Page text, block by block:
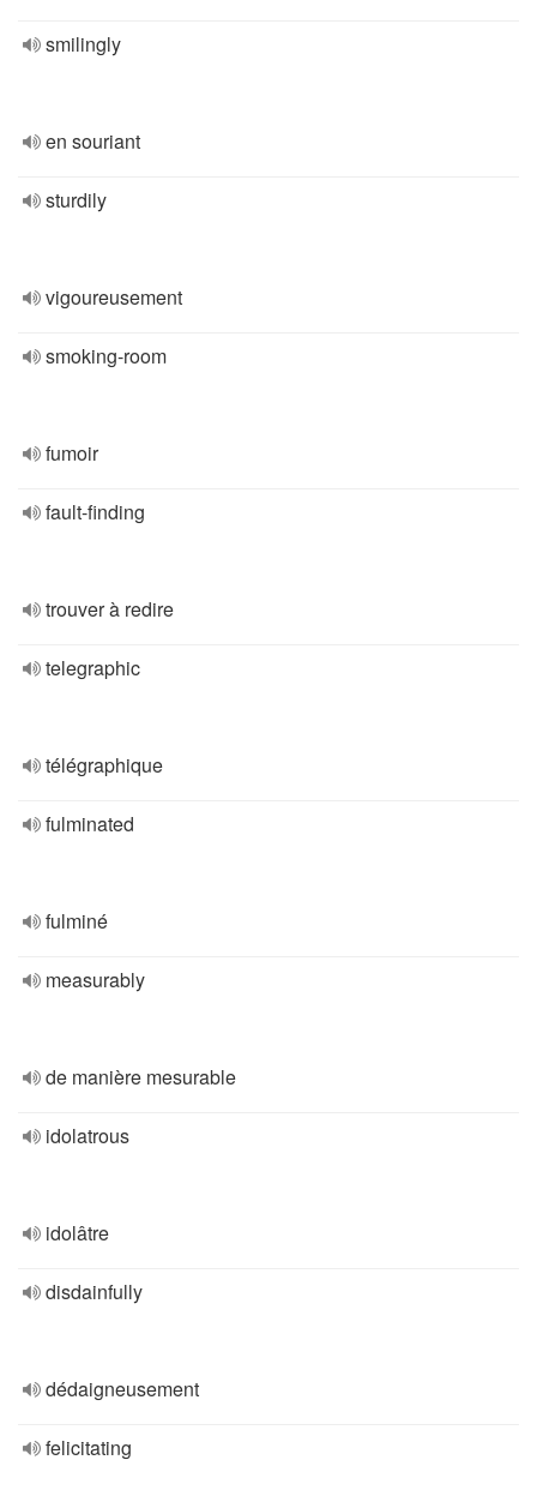
smilingly
en souriant
sturdily
vigoureusement
smoking-room
fumoir
fault-finding
trouver à redire
telegraphic
télégraphique
fulminated
fulminé
measurably
de manière mesurable
idolatrous
idolâtre
disdainfully
dédaigneusement
felicitating